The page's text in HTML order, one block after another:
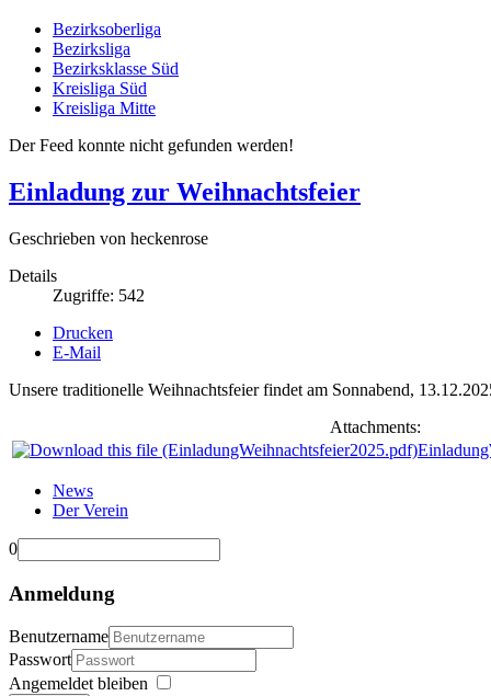
Bezirksoberliga
Bezirksliga
Bezirksklasse Süd
Kreisliga Süd
Kreisliga Mitte
Der Feed konnte nicht gefunden werden!
Einladung zur Weihnachtsfeier
Geschrieben von heckenrose
Details
Zugriffe: 542
Drucken
E-Mail
Unsere traditionelle Weihnachtsfeier findet am Sonnabend,
Attachments:
News
Der Verein
0
Anmeldung
Benutzername
Passwort
Angemeldet bleiben